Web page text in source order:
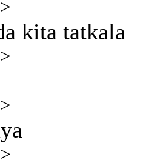
>
kita tatkala
>
>
>